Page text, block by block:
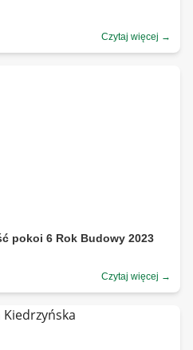
Czytaj więcej →
pokoi 6 Rok Budowy 2023
Czytaj więcej →